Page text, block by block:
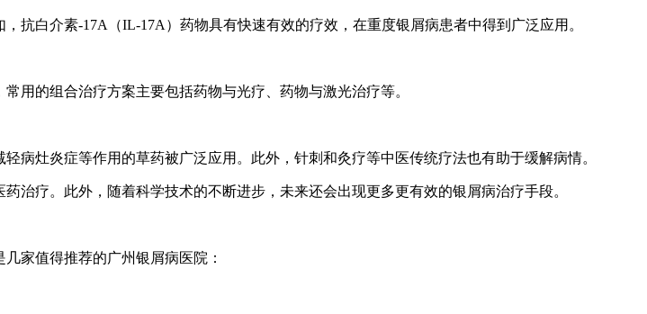
抗白介素-17A（IL-17A）药物具有快速有效的疗效，在重度银屑病患者中得到广泛应用。
用的组合治疗方案主要包括药物与光疗、药物与激光治疗等。
病灶炎症等作用的草药被广泛应用。此外，针刺和灸疗等中医传统疗法也有助于缓解病情。
治疗。此外，随着科学技术的不断进步，未来还会出现更多更有效的银屑病治疗手段。
家值得推荐的广州银屑病医院：